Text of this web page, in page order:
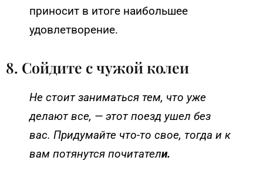
приносит в итоге наибольшее
удовлетворение.
8. Сойдите с чужой колеи
Не стоит заниматься тем, что уже
делают все, — этот поезд ушел без
вас. Придумайте что-то свое, тогда и к
вам потянутся почитатели.